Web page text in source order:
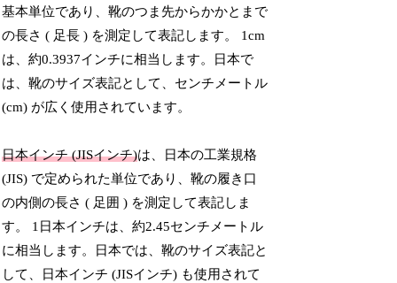
基本単位であり、靴のつま先からかかとまで
の長さ ( 足長 ) を測定して表記します。 1cm
は、約0.3937インチに相当します。日本で
は、靴のサイズ表記として、センチメートル
(cm) が広く使用されています。
日本インチ (JISインチ)は、日本の工業規格
(JIS) で定められた単位であり、靴の履き口
の内側の長さ ( 足囲 ) を測定して表記しま
す。 1日本インチは、約2.45センチメートル
に相当します。日本では、靴のサイズ表記と
して、日本インチ (JISインチ) も使用されて